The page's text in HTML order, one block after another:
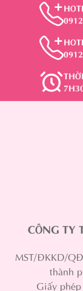
CÔNG TY
MST/ĐKKD/
thành
Giấy